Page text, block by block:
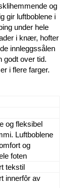
og
gir luftboblene i
under hele
i knær, hofter
innleggssålen
godt over tid.
i flere farger.
og fleksibel
Luftboblene
og
foten
tekstil
innerfôr av